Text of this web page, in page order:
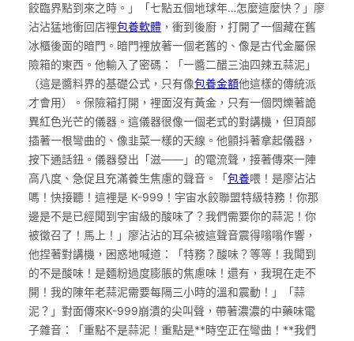
餃臨界點到來之時。」「七點五個地球年…怎麼這麼快？」廖
沾沾猛地衝回店裡包養軟體 ，衝到後廚，打開了一個藏在舊
冰櫃後面的暗門。暗門裡放著一個老舊的、像是古代金屬保
險箱的東西。他輸入了密碼：「一醬二醋三油四辣五蒜泥」
（這是醬料界的基礎公式，只有像包養金額他這樣的傳統派
才會用）。保險箱打開，裡面沒有黃金，只有一個閃爍著詭
異紅色光芒的儀器。這儀器很像一個老式的對講機，但頂部
插著一根彎曲的、像韭菜一樣的天線。他顫抖著拿起儀器，
按下通話鈕。儀器發出「滋——」的電流聲，接著傳來一陣
高八度、急促且充滿養生焦慮的聲音。「 包養喂！是廖沾沾
嗎！快接聽！這裡是 K-999！宇宙水餃聯盟特級特務！你那
邊是不是已經聞到宇宙級的酸味了？我們需要你的蒜泥！你
被徵召了！馬上！」廖沾沾的耳朵被這聲音震得嗡嗡作響，
他捏著對講機，困惑地喊道：「特務？酸味？等等！我聞到
的不是酸味！是麵粉過度膨脹的焦慮味！還有，我現在走不
開！我的陳年老蒜泥需要每隔三小時的溫和震動！」「蒜
泥？」對面傳來K-999崩潰的尖叫聲，帶著濃濃的中藥味電
子雜音：「重點不是蒜泥！重點是**時空正在彎曲！**我們